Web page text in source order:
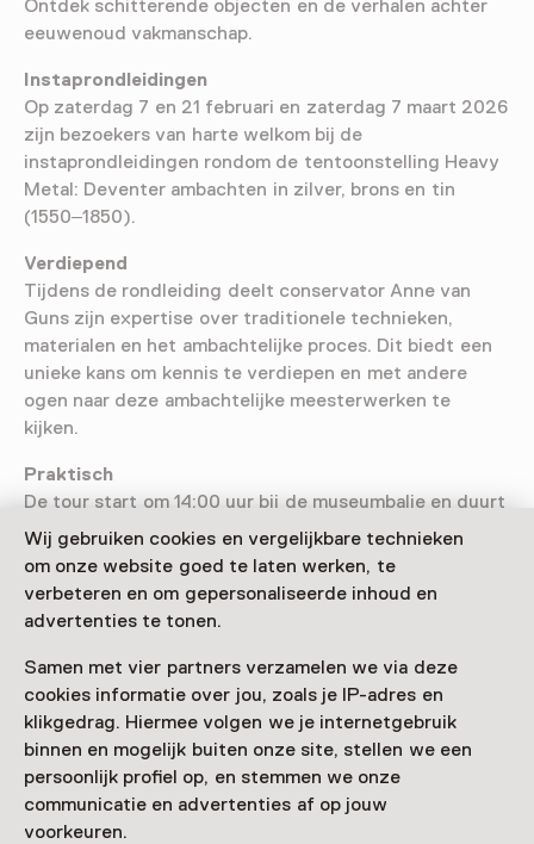
Wij gebruiken cookies en vergelijkbare technieken
om onze website goed te laten werken, te
verbeteren en om gepersonaliseerde inhoud en
advertenties te tonen.
Samen met vier partners verzamelen we via deze
cookies informatie over jou, zoals je IP-adres en
klikgedrag. Hiermee volgen we je internetgebruik
binnen en mogelijk buiten onze site, stellen we een
persoonlijk profiel op, en stemmen we onze
communicatie en advertenties af op jouw
voorkeuren.
Ontdek schitterende objecten en de verhalen achter
eeuwenoud vakmanschap.
Instaprondleidingen
Op zaterdag 7 en 21 februari en zaterdag 7 maart 2026
zijn bezoekers van harte welkom bij de
instaprondleidingen rondom de tentoonstelling Heavy
Metal: Deventer ambachten in zilver, brons en tin
(1550–1850).
Verdiepend
Tijdens de rondleiding deelt conservator Anne van
Guns zijn expertise over traditionele technieken,
materialen en het ambachtelijke proces. Dit biedt een
unieke kans om kennis te verdiepen en met andere
ogen naar deze ambachtelijke meesterwerken te
kijken.
Praktisch
De tour start om 14:00 uur bij de museumbalie en duurt
circa 45 minuten. Aanmelden is niet nodig. De
instaprondleiding is gratis op vertoon van een geldig
ticket voor het museum.
Deze activiteit is afgelopen. Je kunt hier niet
meer aan deelnemen.
Bekijk alle actuele activiteiten op Zien & doen